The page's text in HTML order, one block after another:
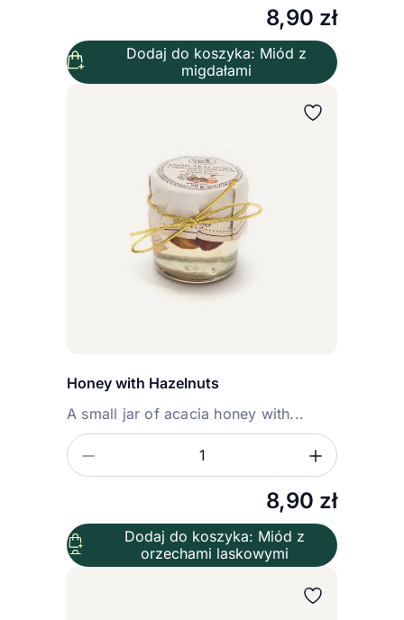
8,90 zł
Dodaj do koszyka: Miód z
migdałami
Honey with Hazelnuts
A small jar of acacia honey with...
8,90 zł
Zmniejsz ilość
Dodaj do koszyka: Miód z
orzechami laskowymi